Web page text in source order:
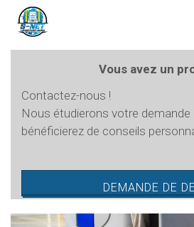
Vous avez un
Contactez-nous !
Nous étudierons votre demande
bénéficierez de conseils
DEMANDE DE